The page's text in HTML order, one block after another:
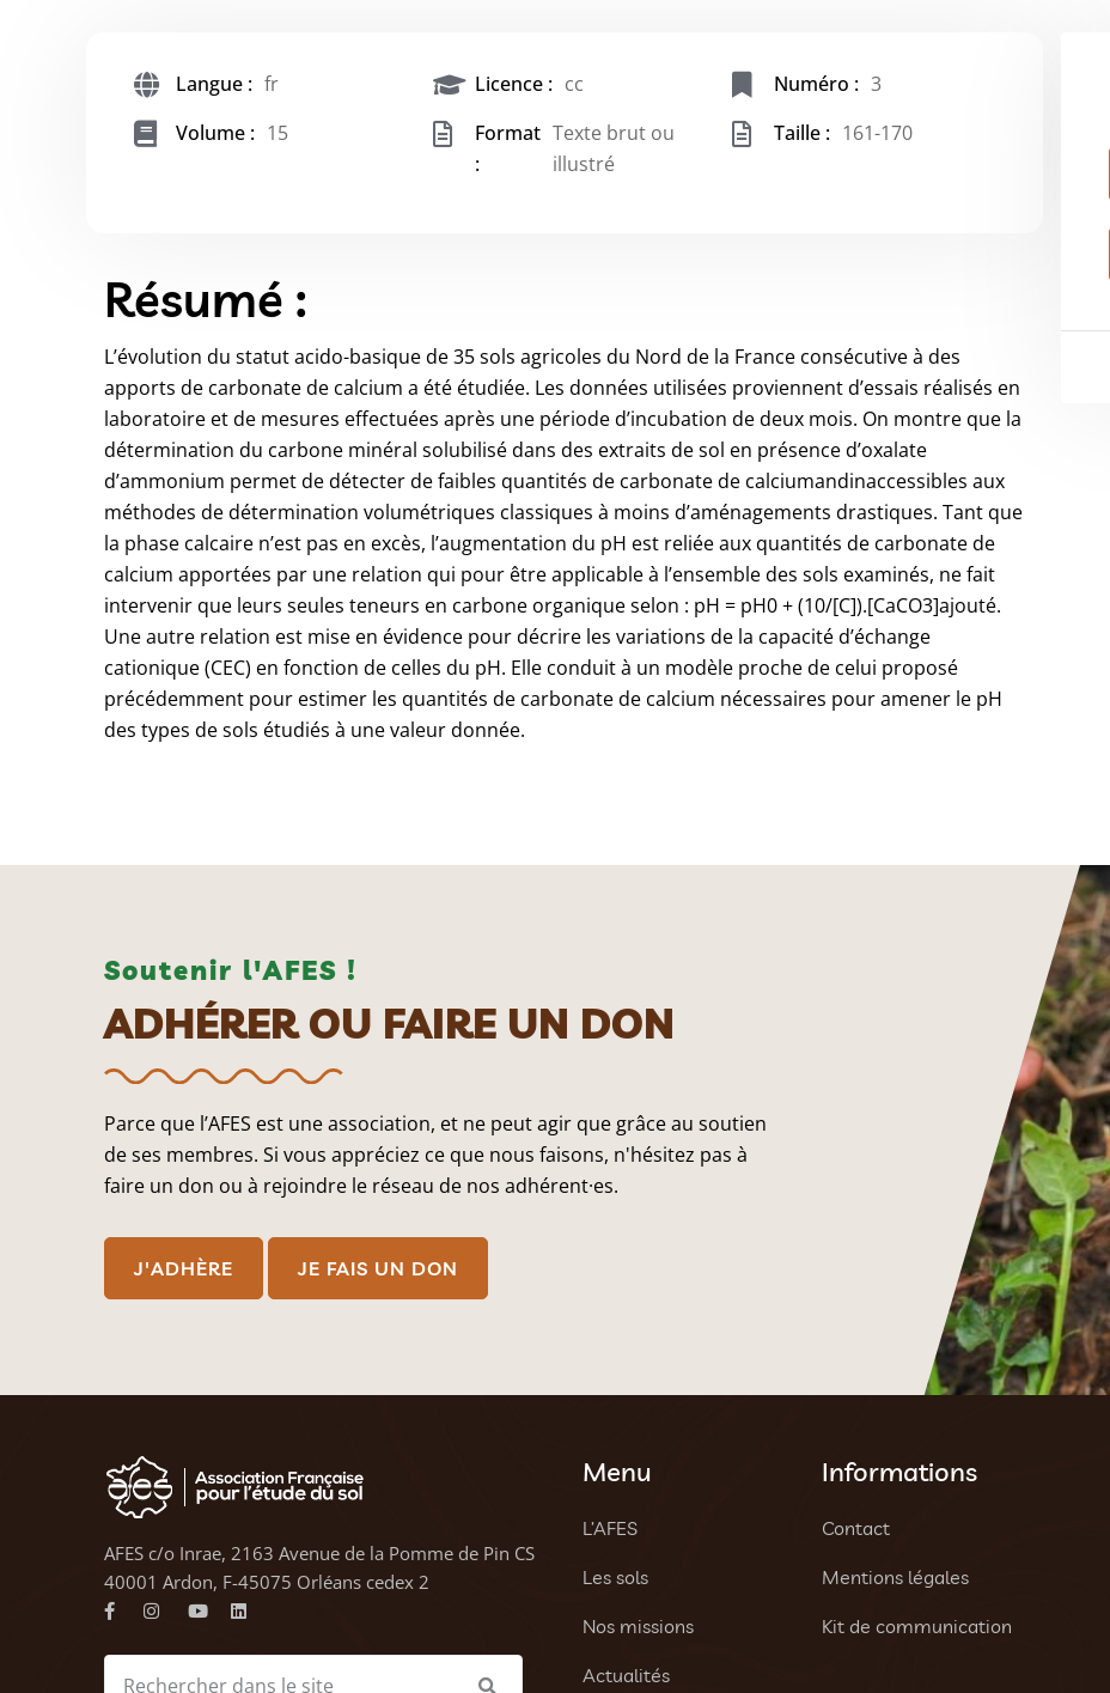
Langue : fr Licence : cc Numéro : 3
Volume : 15
Format
:
Texte brut ou
illustré
Taille : 161-170
Résumé :
L’évolution du statut acido-basique de 35 sols agricoles du Nord de la France consécutive à des
apports de carbonate de calcium a été étudiée. Les données utilisées proviennent d’essais réalisés en
laboratoire et de mesures effectuées après une période d’incubation de deux mois. On montre que la
détermination du carbone minéral solubilisé dans des extraits de sol en présence d’oxalate
d’ammonium permet de détecter de faibles quantités de carbonate de calciumandinaccessibles aux
méthodes de détermination volumétriques classiques à moins d’aménagements drastiques. Tant que
la phase calcaire n’est pas en excès, l’augmentation du pH est reliée aux quantités de carbonate de
calcium apportées par une relation qui pour être applicable à l’ensemble des sols examinés, ne fait
intervenir que leurs seules teneurs en carbone organique selon : pH = pH0 + (10/[C]).[CaCO3]ajouté.
Une autre relation est mise en évidence pour décrire les variations de la capacité d’échange
cationique (CEC) en fonction de celles du pH. Elle conduit à un modèle proche de celui proposé
précédemment pour estimer les quantités de carbonate de calcium nécessaires pour amener le pH
des types de sols étudiés à une valeur donnée.
Soutenir l'AFES !
ADHÉRER OU FAIRE UN DON
Parce que l’AFES est une association, et ne peut agir que grâce au soutien
de ses membres. Si vous appréciez ce que nous faisons, n'hésitez pas à
faire un don ou à rejoindre le réseau de nos adhérent·es.
J'ADHÈRE JE FAIS UN DON
AFES c/o Inrae, 2163 Avenue de la Pomme de Pin CS
40001 Ardon, F-45075 Orléans cedex 2
Menu
L’AFES
Les sols
Nos missions
Actualités
Informations
Contact
Mentions légales
Kit de communication